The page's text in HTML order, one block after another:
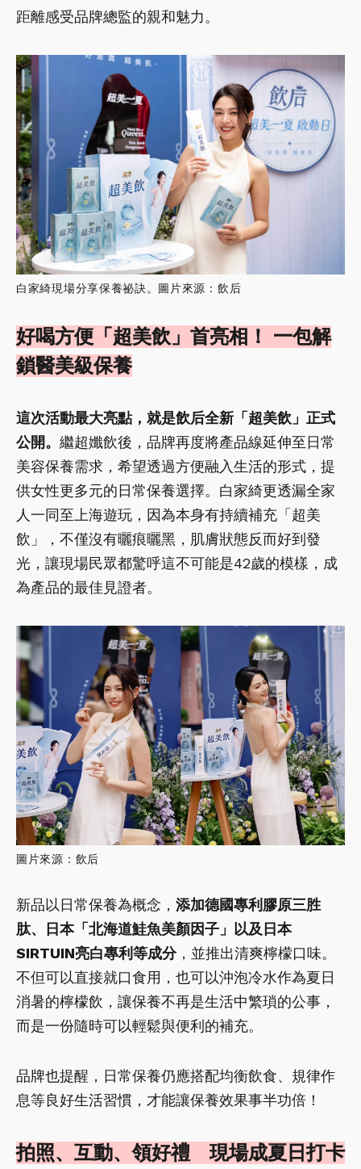
距離感受品牌總監的親和魅力。
白家綺現場分享保養祕訣。圖片來源：飲后
好喝方便「超美飲」首亮相！ 一包解
鎖醫美級保養
這次活動最大亮點，就是飲后全新「超美飲」正式
公開。 繼超孅飲後，品牌再度將產品線延伸至日常
美容保養需求，希望透過方便融入生活的形式，提
供女性更多元的日常保養選擇。白家綺更透漏全家
人一同至上海遊玩，因為本身有持續補充「超美
飲」，不僅沒有曬痕曬黑，肌膚狀態反而好到發
光，讓現場民眾都驚呼這不可能是42歲的模樣，成
為產品的最佳見證者。
圖片來源：飲后
新品以日常保養為概念， 添加德國專利膠原三胜
肽、日本「北海道鮭魚美顏因子」以及日本
SIRTUIN亮白專利等成分，並推出清爽檸檬口味。
不但可以直接就口食用，也可以沖泡冷水作為夏日
消暑的檸檬飲，讓保養不再是生活中繁瑣的公事，
而是一份隨時可以輕鬆與便利的補充。
品牌也提醒，日常保養仍應搭配均衡飲食、規律作
息等良好生活習慣，才能讓保養效果事半功倍！
拍照、互動、領好禮 現場成夏日打卡